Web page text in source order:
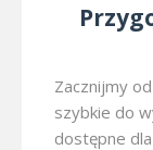
Zacznijmy
szybkie do
dostępne